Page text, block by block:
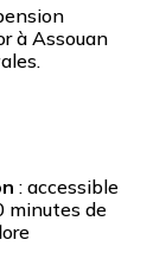
à Assouan
: accessible
minutes de